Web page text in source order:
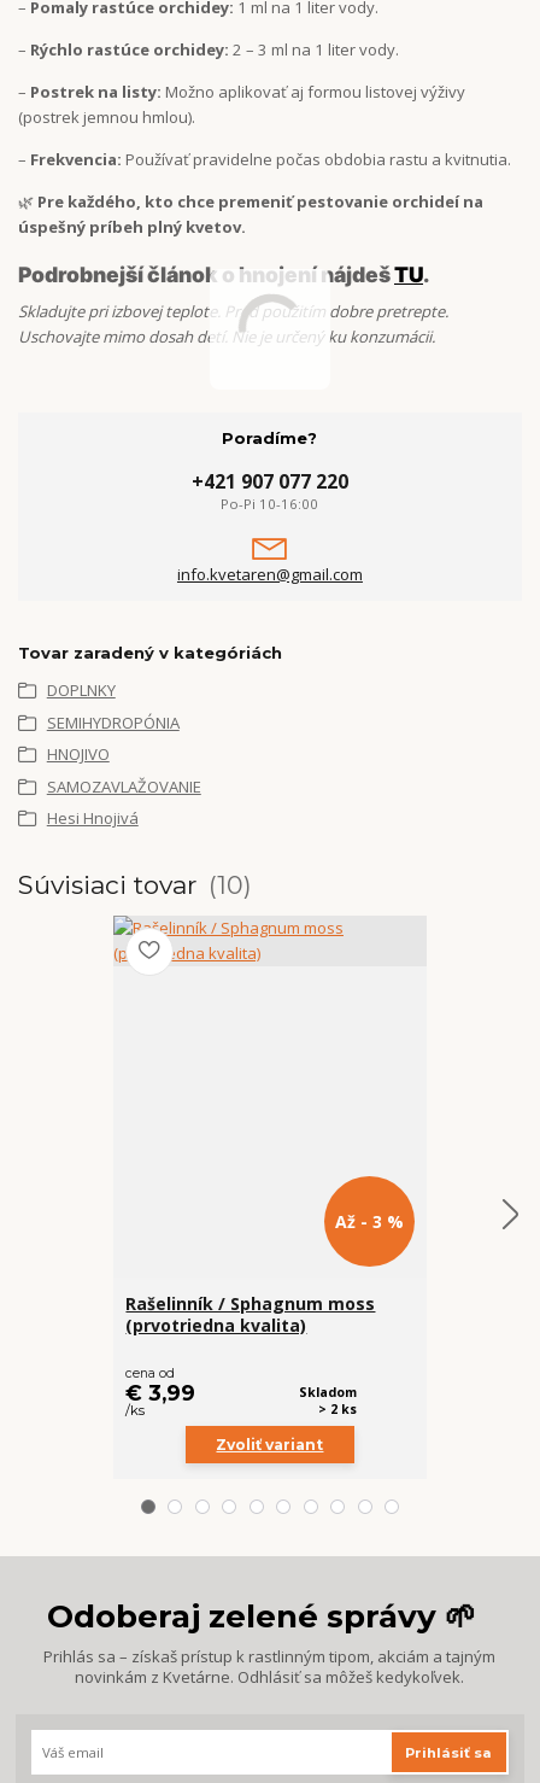
– Pomaly rastúce orchidey: 1 ml na 1 liter vody.
– Rýchlo rastúce orchidey: 2 – 3 ml na 1 liter vody.
– Postrek na listy: Možno aplikovať aj formou listovej výživy
(postrek jemnou hmlou).
– Frekvencia: Používať pravidelne počas obdobia rastu a kvitnutia.
🌿 Pre každého, kto chce premeniť pestovanie orchideí na
úspešný príbeh plný kvetov.
Podrobnejší článok o hnojení nájdešTU.
Skladujte pri izbovej teplote. Pred použitím dobre pretrepte.
Uschovajte mimo dosah detí. Nie je určený ku konzumácii.
Poradíme?
+421 907 077 220
Po-Pi 10-16:00
info.kvetaren@gmail.com
Tovar zaradený v kategóriách
DOPLNKY
SEMIHYDROPÓNIA
HNOJIVO
SAMOZAVLAŽOVANIE
Hesi Hnojivá
Súvisiaci tovar 10
Až - 3 %
Rašelinník / Sphagnum moss
(prvotriedna kvalita)
cena od
€ 3,99
/ks
Skladom
> 2 ks
Zvoliť variant
Odoberaj zelené správy 🌱
Prihlás sa – získaš prístup k rastlinným tipom, akciám a tajným
novinkám z Kvetárne. Odhlásiť sa môžeš kedykoľvek.
Prihlásiť sa